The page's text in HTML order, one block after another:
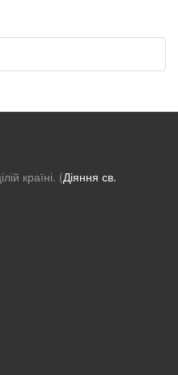
країні. (Діяння св.